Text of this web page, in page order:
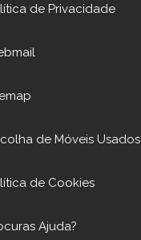
de Privacidade
de Móveis Usados
de Cookies
Ajuda?